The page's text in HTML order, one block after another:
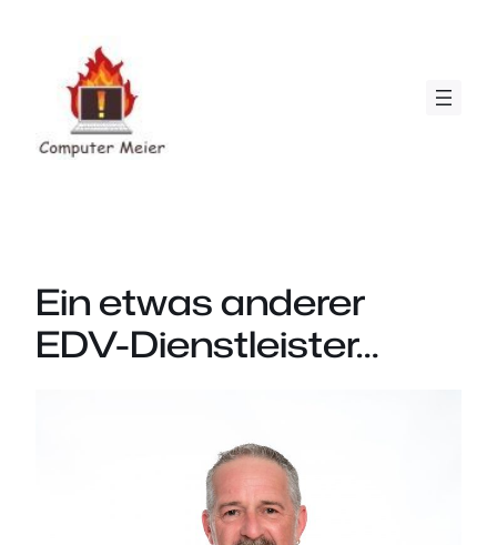
springen
Ein etwas anderer
EDV-Dienstleister…